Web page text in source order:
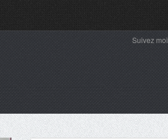
Suivez moi